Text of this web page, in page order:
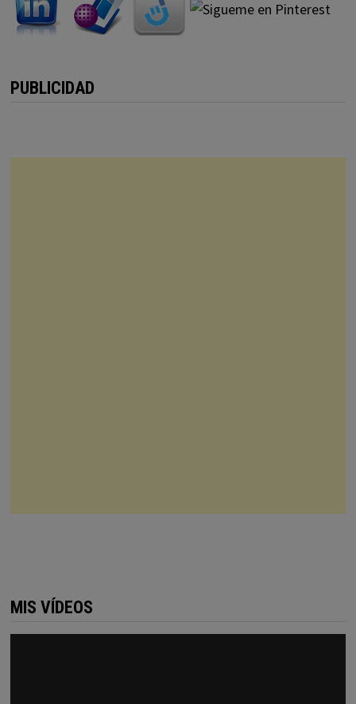
PUBLICIDAD
MIS VÍDEOS